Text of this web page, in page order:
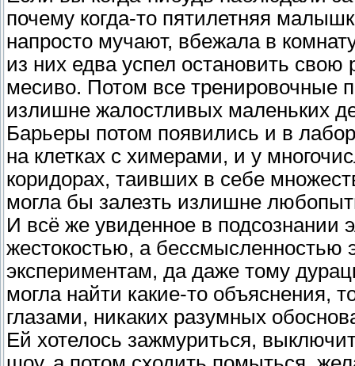
почему когда-то пятилетняя
напросто мучают, вбежала в
из них едва успел остановить
месиво. Потом все тренировочные
излишне жалостливых маленьких
Барьеры потом появились и в
на клетках с химерами, и у
коридорах, таивших в себе
могла бы залезть излишне
И всё же увиденное в подсознании
жестокостью, а бессмысленностью
экспериментам, да даже тому
могла найти какие-то объяснения,
глазами, никаких разумных
Ей хотелось зажмуриться,